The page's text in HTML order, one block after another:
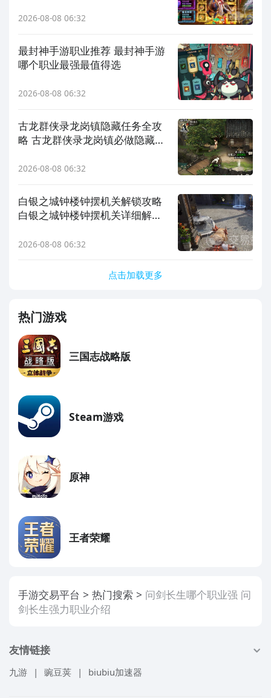
2026-08-08 06:32
最封神手游职业推荐 最封神手游
哪个职业最强最值得选
2026-08-08 06:32
古龙群侠录龙岗镇隐藏任务全攻
略 古龙群侠录龙岗镇必做隐藏任
2026-08-08 06:32
白银之城钟楼钟摆机关解锁攻略
白银之城钟楼钟摆机关详细解法
2026-08-08 06:32
点击加载更多
热门游戏
三国志战略版
Steam游戏
原神
王者荣耀
手游交易平台 热门搜索
问剑长生哪个职业强 问
剑长生强力职业介绍
友情链接
九游 | 豌豆荚 | biubiu加速器